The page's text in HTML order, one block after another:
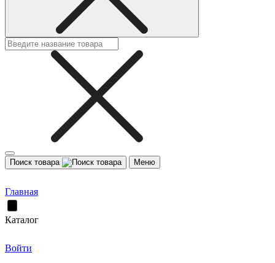
Поиск товара Меню
Главная
Каталог
Войти